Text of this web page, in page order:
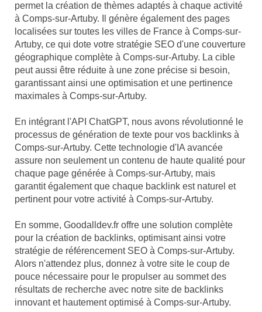
permet la création de thèmes adaptés à chaque activité
à Comps-sur-Artuby. Il génère également des pages
localisées sur toutes les villes de France à Comps-sur-
Artuby, ce qui dote votre stratégie SEO d'une couverture
géographique complète à Comps-sur-Artuby. La cible
peut aussi être réduite à une zone précise si besoin,
garantissant ainsi une optimisation et une pertinence
maximales à Comps-sur-Artuby.
En intégrant l'API ChatGPT, nous avons révolutionné le
processus de génération de texte pour vos backlinks à
Comps-sur-Artuby. Cette technologie d'IA avancée
assure non seulement un contenu de haute qualité pour
chaque page générée à Comps-sur-Artuby, mais
garantit également que chaque backlink est naturel et
pertinent pour votre activité à Comps-sur-Artuby.
En somme, Goodalldev.fr offre une solution complète
pour la création de backlinks, optimisant ainsi votre
stratégie de référencement SEO à Comps-sur-Artuby.
Alors n'attendez plus, donnez à votre site le coup de
pouce nécessaire pour le propulser au sommet des
résultats de recherche avec notre site de backlinks
innovant et hautement optimisé à Comps-sur-Artuby.